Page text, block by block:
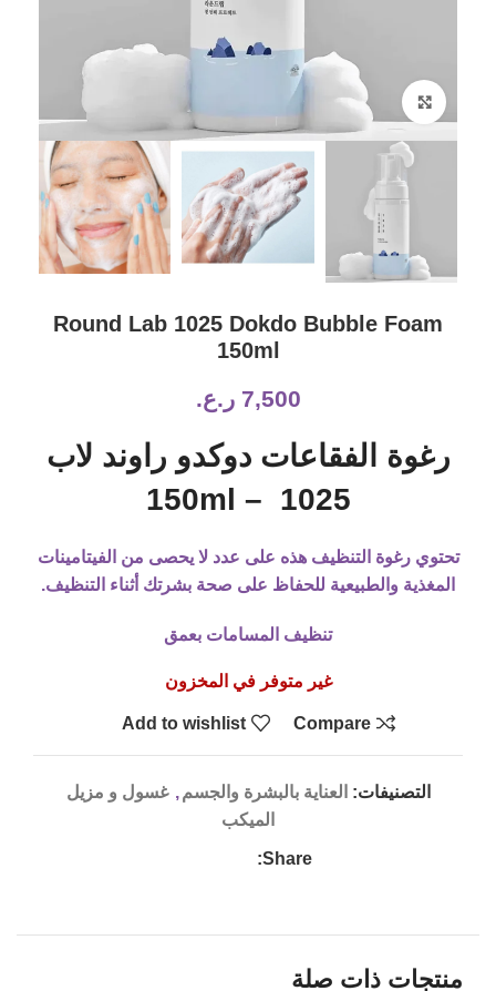
Click to enlarge
Round Lab 1025 Dokdo Bubble Foam
150ml
7,500 ر.ع.
رغوة الفقاعات دوكدو راوند لاب
1025 – 150ml
تحتوي رغوة التنظيف هذه على عدد لا يحصى من الفيتامينات
المغذية والطبيعية للحفاظ على صحة بشرتك أثناء التنظيف.
تنظيف المسامات بعمق
غير متوفر في المخزون
Compare
Add to wishlist
التصنيفات: العناية بالبشرة والجسم , غسول و مزيل
الميكب
Share:
منتجات ذات صلة